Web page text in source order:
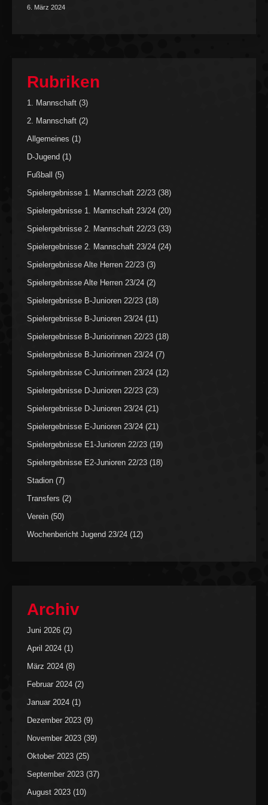
6. März 2024
Rubriken
1. Mannschaft (3)
2. Mannschaft (2)
Allgemeines (1)
D-Jugend (1)
Fußball (5)
Spielergebnisse 1. Mannschaft 22/23 (38)
Spielergebnisse 1. Mannschaft 23/24 (20)
Spielergebnisse 2. Mannschaft 22/23 (33)
Spielergebnisse 2. Mannschaft 23/24 (24)
Spielergebnisse Alte Herren 22/23 (3)
Spielergebnisse Alte Herren 23/24 (2)
Spielergebnisse B-Junioren 22/23 (18)
Spielergebnisse B-Junioren 23/24 (11)
Spielergebnisse B-Juniorinnen 22/23 (18)
Spielergebnisse B-Juniorinnen 23/24 (7)
Spielergebnisse C-Juniorinnen 23/24 (12)
Spielergebnisse D-Junioren 22/23 (23)
Spielergebnisse D-Junioren 23/24 (21)
Spielergebnisse E-Junioren 23/24 (21)
Spielergebnisse E1-Junioren 22/23 (19)
Spielergebnisse E2-Junioren 22/23 (18)
Stadion (7)
Transfers (2)
Verein (50)
Wochenbericht Jugend 23/24 (12)
Archiv
Juni 2026 (2)
April 2024 (1)
März 2024 (8)
Februar 2024 (2)
Januar 2024 (1)
Dezember 2023 (9)
November 2023 (39)
Oktober 2023 (25)
September 2023 (37)
August 2023 (10)